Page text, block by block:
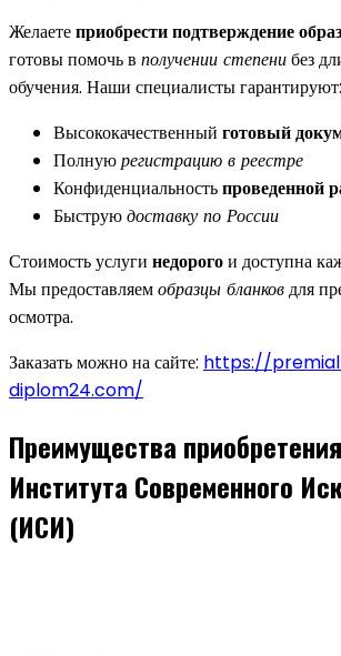
Желаетеприобрести подтверждение
готовы помочь в получении степенибез
обучения. Наши специалисты гарантируют:
Высококачественный готовый
Полнуюрегистрацию в реестре
Конфиденциальностьпроведенной
Быструюдоставку по России
Стоимость услуги недорогои доступна
Мы предоставляемобразцы бланковдля
осмотра.
Заказать можно на сайте: https://
diplom24.com/
Преимущества
Института Современного
(ИСИ)